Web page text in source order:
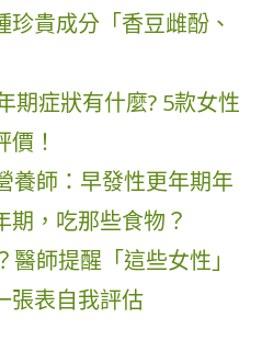
貴成分「香豆雌酚、
期症狀有什麼? 5款女性
！
養師：早發性更年期年
，吃那些食物？
師提醒「這些女性」
張表自我評估